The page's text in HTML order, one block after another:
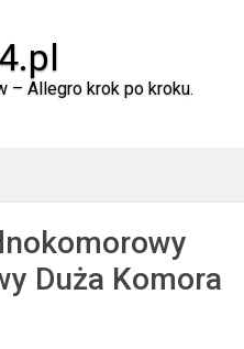
– Allegro krok po kroku.
Duża Komora